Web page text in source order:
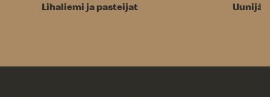
Lihaliemi ja pasteijat